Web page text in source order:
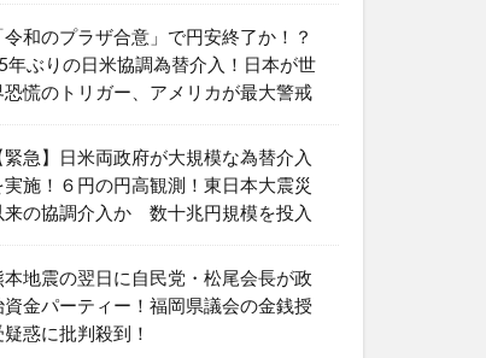
令和のプラザ合意」で円安終了か！？
年ぶりの日米協調為替介入！日本が世
恐慌のトリガー、アメリカが最大警戒
緊急】日米両政府が大規模な為替介入
実施！６円の円高観測！東日本大震災
来の協調介入か 数十兆円規模を投入
本地震の翌日に自民党・松尾会長が政
資金パーティー！福岡県議会の金銭授
疑惑に批判殺到！